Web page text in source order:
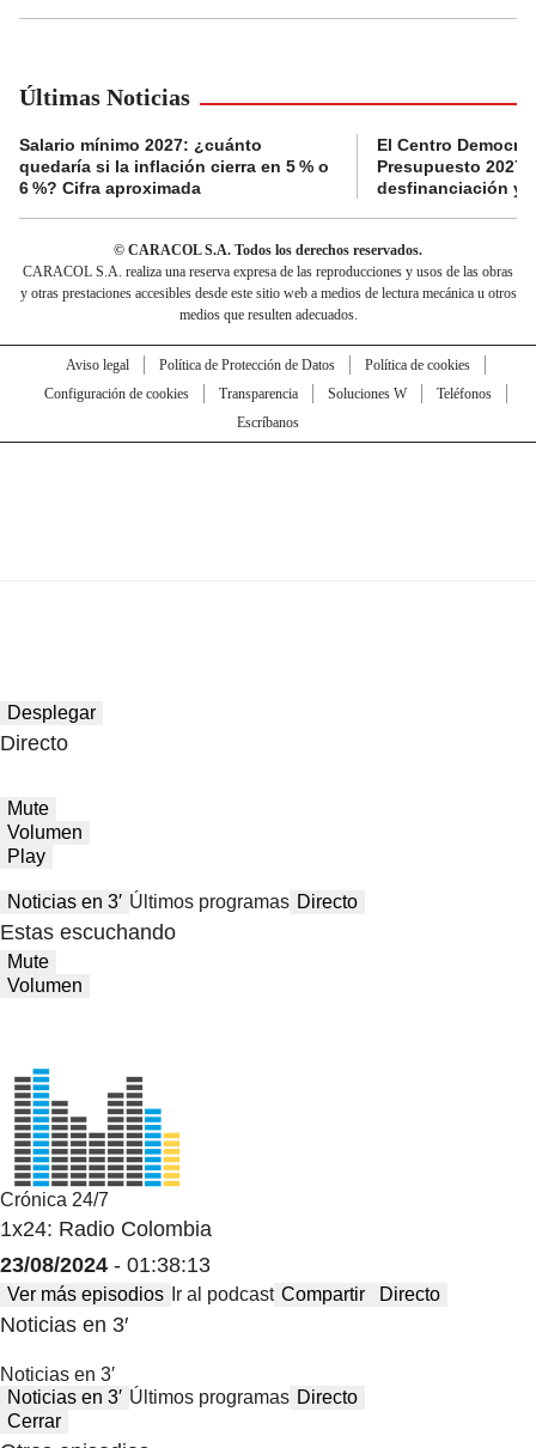
Últimas Noticias
Salario mínimo 2027: ¿cuánto
quedaría si la inflación cierra en 5 % o
6 %? Cifra aproximada
El Centro
Presupuesto 2027
desfinanciación y
© CARACOL S.A. Todos los derechos reservados.
CARACOL S.A. realiza una reserva expresa de las reproducciones y usos de las obras
y otras prestaciones accesibles desde este sitio web a medios de lectura mecánica u otros
medios que resulten adecuados.
Aviso legal Política de Protección de Datos
Política de cookies
Configuración de cookies
Transparencia Soluciones W
Teléfonos
Escríbanos
Desplegar
Directo
Mute
Volumen
Play
Noticias en 3′ Últimos programas Directo
Estas escuchando
Mute
Volumen
Crónica 24/7
1x24: Radio Colombia
23/08/2024 - 01:38:13
Ver más episodios Ir al podcast Compartir Directo
Noticias en 3′
Noticias en 3′
Noticias en 3′ Últimos programas Directo
Cerrar